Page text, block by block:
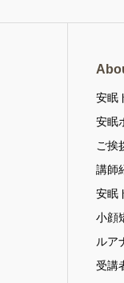
安眠
安眠
ご挨
講師
安眠
小顔
ルア
受講